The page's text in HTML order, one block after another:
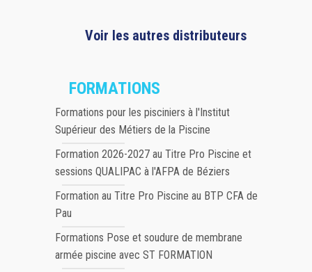
Voir les autres distributeurs
FORMATIONS
Formations pour les pisciniers à l'Institut
Supérieur des Métiers de la Piscine
Formation 2026-2027 au Titre Pro Piscine et
sessions QUALIPAC à l'AFPA de Béziers
Formation au Titre Pro Piscine au BTP CFA de
Pau
Formations Pose et soudure de membrane
armée piscine avec ST FORMATION